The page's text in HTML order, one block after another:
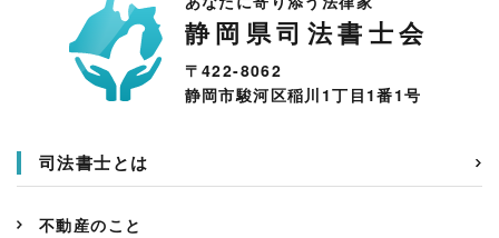
静岡県司法書士会
〒422-8062
静岡市駿河区稲川1丁目1番1号
司法書士とは
不動産のこと